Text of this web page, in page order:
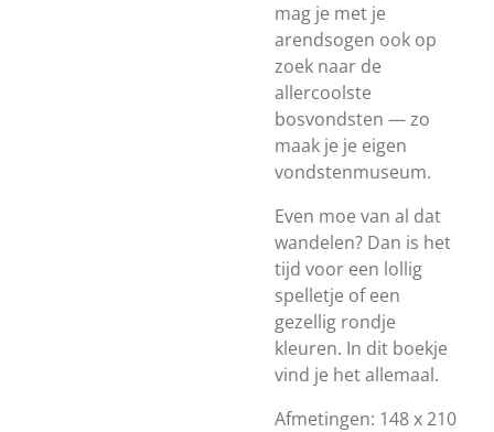
mag je met je
arendsogen ook op
zoek naar de
allercoolste
bosvondsten — zo
maak je je eigen
vondstenmuseum.
Even moe van al dat
wandelen? Dan is het
tijd voor een lollig
spelletje of een
gezellig rondje
kleuren. In dit boekje
vind je het allemaal.
Afmetingen: 148 x 210